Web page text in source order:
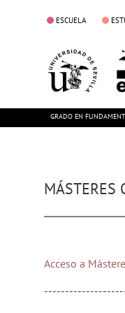
ESCUELA
GRADO EN
MÁSTERES
Acceso a